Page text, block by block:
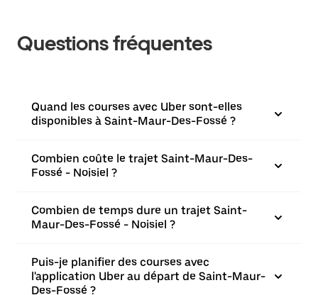
Questions fréquentes
Quand les courses avec Uber sont-elles
disponibles à Saint-Maur-Des-Fossé ?
Combien coûte le trajet Saint-Maur-Des-
Fossé - Noisiel ?
Combien de temps dure un trajet Saint-
Maur-Des-Fossé - Noisiel ?
Puis-je planifier des courses avec
l'application Uber au départ de Saint-Maur-
Des-Fossé ?